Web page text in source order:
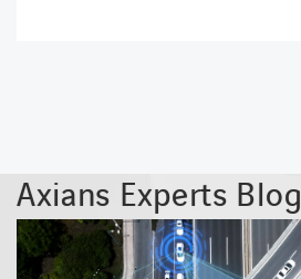
Axians Experts Blog